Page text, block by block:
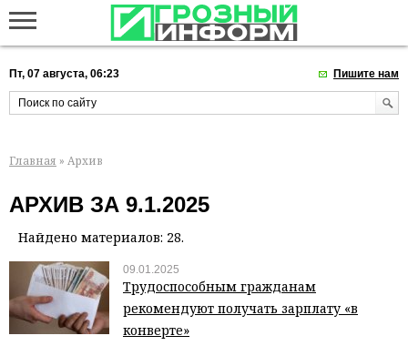
Пт, 07 августа, 06:23 Пишите нам
Главная » Архив
АРХИВ ЗА 9.1.2025
Найдено материалов: 28.
09.01.2025
Трудоспособным гражданам
рекомендуют получать зарплату «в
конверте»